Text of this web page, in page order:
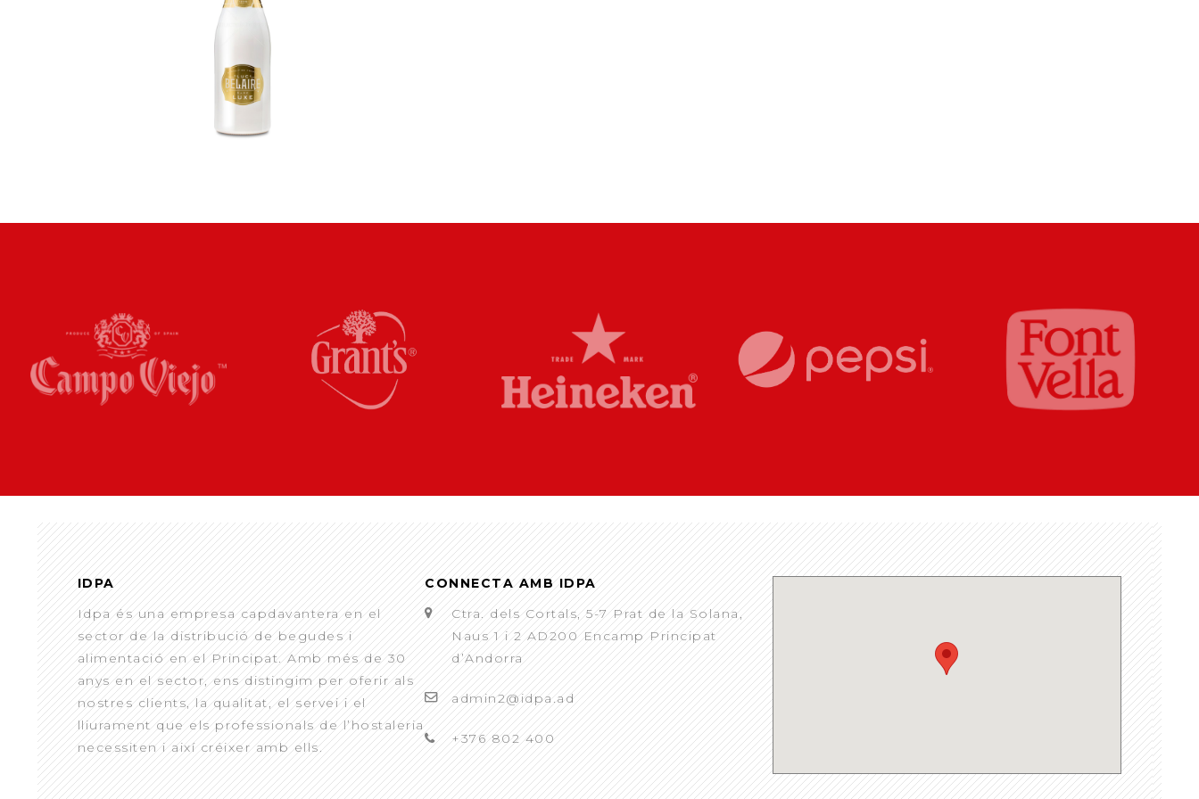
IDPA
Idpa és una empresa capdavantera en el
sector de la distribució de begudes i
alimentació en el Principat. Amb més de 30
anys en el sector, ens distingim per oferir als
nostres clients, la qualitat, el servei i el
lliurament que els professionals de l’hostaleria
necessiten i així créixer amb ells.
CONNECTA AMB IDPA
Ctra. dels Cortals, 5-7 Prat de la Solana,
Naus 1 i 2 AD200 Encamp Principat
d’Andorra
admin2@idpa.ad
+376 802 400